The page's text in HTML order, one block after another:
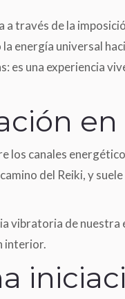
través de la
energía universal
es una experiencia
en
los canales
del Reiki, y
vibratoria de
interior.